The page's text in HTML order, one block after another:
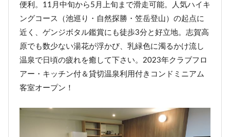
便利。11月中旬から5月上旬まで滑走可能。人気ハイキ
ングコース（池巡り・自然探勝・笠岳登山）の起点に
近く、ゲンジボタル鑑賞にも徒歩3分と好立地。志賀高
原でも数少ない湯花が浮かび、乳緑色に濁るかけ流し
温泉で日頃の疲れを癒して下さい。2023年クラブフロ
アー・キッチン付＆貸切温泉利用付きコンドミニアム
客室オープン！